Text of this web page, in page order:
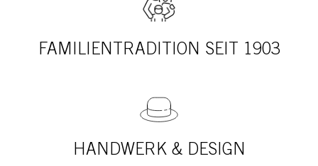
FAMILIENTRADITION SEIT 1903
HANDWERK & DESIGN